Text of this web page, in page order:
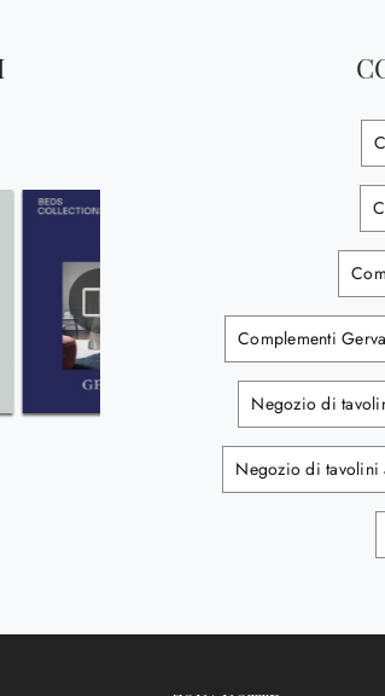
Complementi
Negozio di
Negozio di tavolini